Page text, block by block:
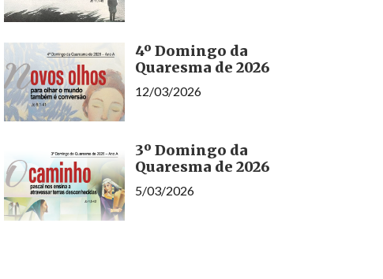
4º Domingo da
Quaresma de 2026
12/03/2026
3º Domingo da
Quaresma de 2026
5/03/2026